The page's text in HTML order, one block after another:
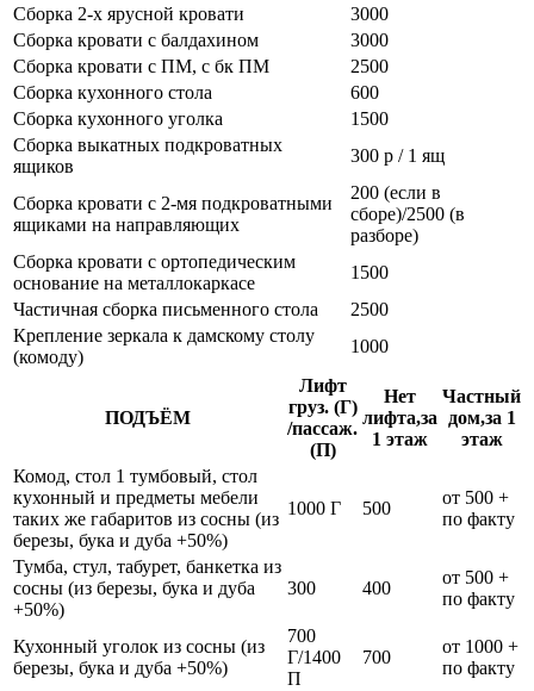
Сборка 2-х ярусной кровати
3000
Сборка кровати с балдахином
3000
Сборка кровати с ПМ, с бк ПМ
2500
Сборка кухонного стола
600
Сборка кухонного уголка
1500
Сборка выкатных подкроватных
ящиков
300 р / 1 ящ
Сборка кровати с 2-мя подкроватными
ящиками на направляющих
200 (если в
сборе)/2500 (в
разборе)
Сборка кровати с ортопедическим
основание на металлокаркасе
1500
Частичная сборка письменного стола
2500
Крепление зеркала к дамскому столу
(комоду)
1000
ПОДЪЁМ
Лифт
груз. (Г)
/пассаж.
(П)
Нет
лифта,за
1 этаж
Частный
дом,за 1
этаж
Комод, стол 1 тумбовый, стол
кухонный и предметы мебели
таких же габаритов из сосны (из
березы, бука и дуба +50%)
1000 Г 500
от 500 +
по факту
Тумба, стул, табурет, банкетка из
сосны (из березы, бука и дуба
+50%)
300 400
от 500 +
по факту
Кухонный уголок из сосны (из
березы, бука и дуба +50%)
700
Г/1400
П
700
от 1000 +
по факту